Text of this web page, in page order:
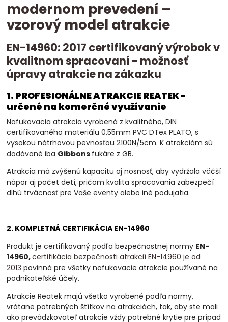
modernom prevedení –
vzorový model atrakcie
EN-14960: 2017 certifikovaný výrobok v
kvalitnom spracovaní - možnosť
úpravy atrakcie na zákazku
1. PROFESIONÁLNE ATRAKCIE REATEK -
určené na komerčné využívanie
Nafukovacia atrakcia vyrobená z kvalitného, DIN
certifikovaného materiálu 0,55mm PVC DTex PLATO, s
vysokou nátrhovou pevnosťou 2100N/5cm. K atrakciám sú
dodávané iba Gibbons fukáre z GB.
Atrakcia má zvýšenú kapacitu aj nosnosť, aby vydržala väčší
nápor aj počet detí, pričom kvalita spracovania zabezpečí
dlhú trvácnosť pre Vaše eventy alebo iné podujatia.
2. KOMPLETNÁ CERTIFIKÁCIA EN-14960
Produkt je certifikovaný podľa bezpečnostnej normy EN-
14960,certifikácia bezpečnosti atrakcií EN-14960 je od
2013povinnápre všetky nafukovacie atrakcie používané na
podnikateľské účely.
Atrakcie Reatek majú všetko vyrobené podľa normy,
vrátane potrebných štítkov na atrakciách, tak, aby ste mali
ako prevádzkovateľ atrakcie vždy potrebné krytie pre prípad